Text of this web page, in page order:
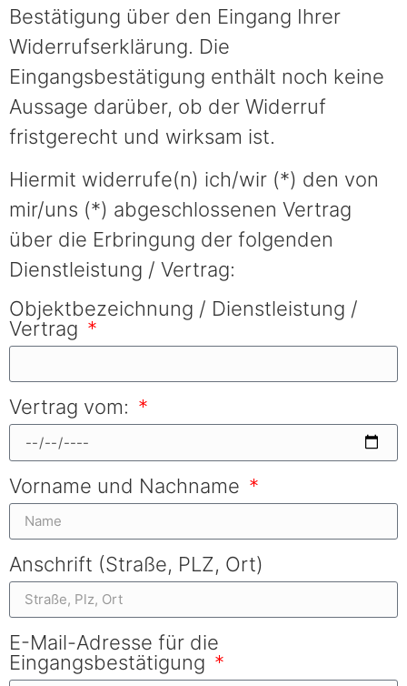
Bestätigung über den Eingang Ihrer
Widerrufserklärung. Die
Eingangsbestätigung enthält noch keine
Aussage darüber, ob der Widerruf
fristgerecht und wirksam ist.
Hiermit widerrufe(n) ich/wir (*) den von
mir/uns (*) abgeschlossenen Vertrag
über die Erbringung der folgenden
Dienstleistung / Vertrag:
Objektbezeichnung / Dienstleistung /
Vertrag
Vertrag vom:
Vorname und Nachname
Anschrift (Straße, PLZ, Ort)
E-Mail-Adresse für die
Eingangsbestätigung